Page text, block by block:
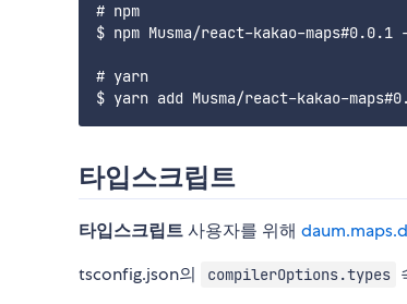
# npm
$ npm Musma/react-kakao-maps#0.0.1
# yarn
타입스크립트
타입스크립트 사용자를 위해
tsconfig.json의
compilerOptions.types